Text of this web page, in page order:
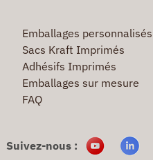
Emballages personnalisés
Sacs Kraft Imprimés
Adhésifs Imprimés
Emballages sur mesure
FAQ
Suivez-nous :